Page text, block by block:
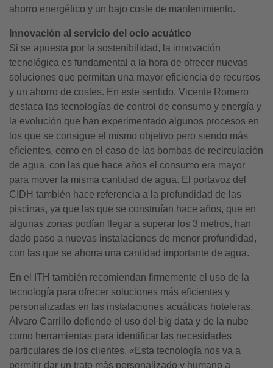
ahorro energético y un bajo coste de mantenimiento.
Innovación al servicio del ocio acuático
Si se apuesta por la sostenibilidad, la innovación
tecnológica es fundamental a la hora de ofrecer nuevas
soluciones que permitan una mayor eficiencia de recursos
y un ahorro de costes. En este sentido, Vicente Romero
destaca las tecnologías de control de consumo y energía y
la evolución que han experimentado algunos procesos en
los que se consigue el mismo objetivo pero siendo más
eficientes, como en el caso de las bombas de recirculación
de agua, con las que hace años el consumo era mayor
para mover la misma cantidad de agua. El portavoz del
CIDH también hace referencia a la profundidad de las
piscinas, ya que las que se construían hace años, que en
algunas zonas podían llegar a superar los 3 metros, han
dado paso a nuevas instalaciones de menor profundidad,
con las que se ahorra una cantidad importante de agua.
En el ITH también recomiendan firmemente el uso de la
tecnología para ofrecer soluciones más eficientes y
personalizadas en las instalaciones acuáticas hoteleras.
Álvaro Carrillo defiende el uso del big data y de la nube
como herramientas para identificar las necesidades
particulares de los clientes. «Esta tecnología nos va a
permitir dar un trato más personalizado y humano a